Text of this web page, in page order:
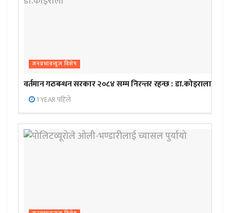
जनप्रभाबन्युज विशेष
वर्तमान गठबन्धन सरकार २०८४ सम्म निरन्तर रहन्छ : डा.कोइराला
1 YEAR पहिले